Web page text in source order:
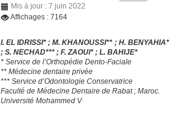
Mis à jour : 7 juin 2022
Affichages : 7164
I. EL IDRISSI* ; M. KHANOUSSI** ; H. BENYAHIA*
; S. NECHAD*** ; F. ZAOUI* ; L. BAHIJE*
* Service de l’Orthopédie Dento-Faciale
** Médecine dentaire privée
*** Service d’Odontologie Conservatrice
Faculté de Médecine Dentaire de Rabat ; Maroc.
Université Mohammed V